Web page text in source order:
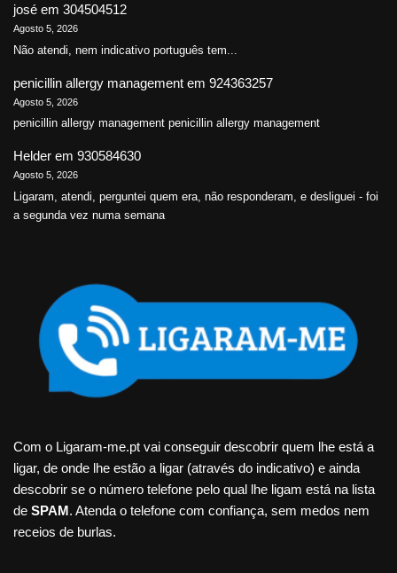
josé em 304504512
Agosto 5, 2026
Não atendi, nem indicativo português tem...
penicillin allergy management em 924363257
Agosto 5, 2026
penicillin allergy management penicillin allergy management
Helder em 930584630
Agosto 5, 2026
Ligaram, atendi, perguntei quem era, não responderam, e desliguei - foi
a segunda vez numa semana
Com o Ligaram-me.pt vai conseguir descobrir quem lhe está a
ligar, de onde lhe estão a ligar (através do indicativo) e ainda
descobrir se o número telefone pelo qual lhe ligam está na lista
de SPAM. Atenda o telefone com confiança, sem medos nem
receios de burlas.